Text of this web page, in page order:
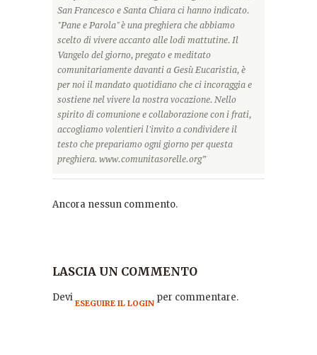
San Francesco e Santa Chiara ci hanno indicato.
"Pane e Parola" è una preghiera che abbiamo
scelto di vivere accanto alle lodi mattutine. Il
Vangelo del giorno, pregato e meditato
comunitariamente davanti a Gesù Eucaristia, è
per noi il mandato quotidiano che ci incoraggia e
sostiene nel vivere la nostra vocazione. Nello
spirito di comunione e collaborazione con i frati,
accogliamo volentieri l'invito a condividere il
testo che prepariamo ogni giorno per questa
preghiera. www.comunitasorelle.org”
Ancora nessun commento.
LASCIA UN COMMENTO
Devi ESEGUIRE IL LOGIN per commentare.